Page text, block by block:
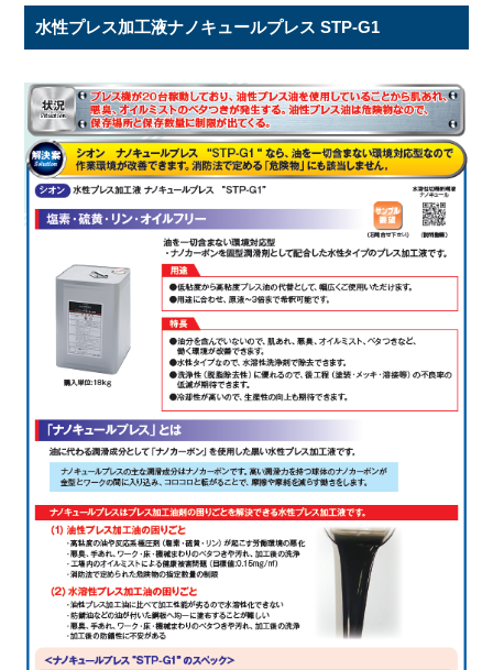
水性プレス加工液ナノキュールプレス STP-G1